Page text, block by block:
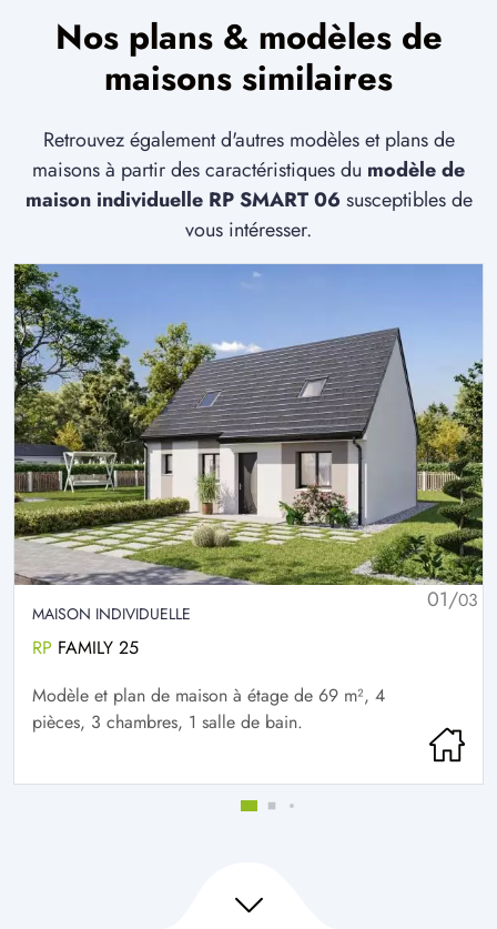
Nos plans & modèles de
maisons similaires
Retrouvez également d'autres modèles et plans de
maisons à partir des caractéristiques du modèle de
maison individuelle RP SMART 06 susceptibles de
vous intéresser.
01/03
MAISON INDIVIDUELLE
RP FAMILY 25
Modèle et plan de maison à étage de 69 m², 4
pièces, 3 chambres, 1 salle de bain.